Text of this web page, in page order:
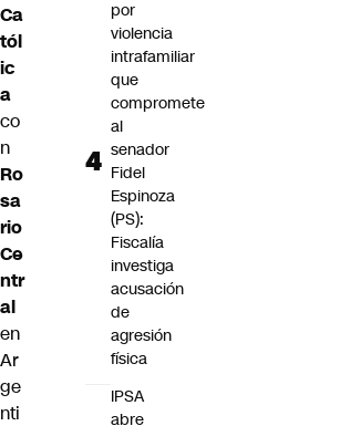
Ca
tól
ic
a
co
n
Ro
sa
rio
Ce
ntr
al
en
Ar
ge
nti
por
violencia
intrafamiliar
que
compromete
al
senador
Fidel
Espinoza
(PS):
Fiscalía
investiga
acusación
de
agresión
física
IPSA
abre